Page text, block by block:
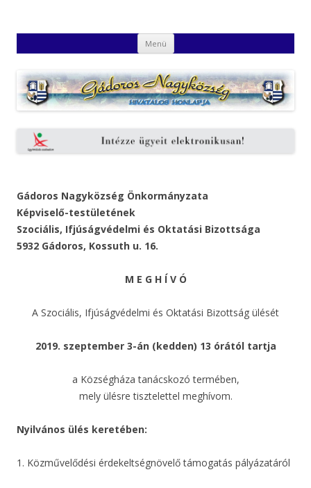
Honlapja
Menü Kilépés
a
Gádoros Nagyközség Önkormányzata
Képviselő-testületének
Szociális, Ifjúságvédelmi és Oktatási Bizottsága
5932 Gádoros, Kossuth u. 16.
M E G H Í V Ó
A Szociális, Ifjúságvédelmi és Oktatási Bizottság ülését
2019. szeptember 3-án (kedden) 13 órától tartja
a Községháza tanácskozó termében,
mely ülésre tisztelettel meghívom.
Nyilvános ülés keretében:
1. Közművelődési érdekeltségnövelő támogatás pályázatáról